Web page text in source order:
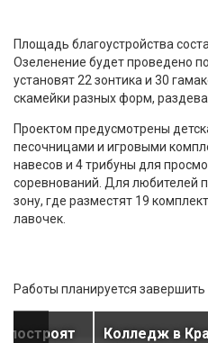
Площадь благоустройства
Озеленение будет проведено
установят 22 зонтика и 30
скамейки разных форм,
Проектом предусмотрены
песочницами и игровыми
навесов и 4 трибуны для
соревнований. Для любителей
зону, где разместят 19
лавочек.
Работы планируется завершить
построят
Колледж в